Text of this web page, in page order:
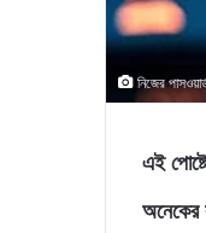
নিজের
এই
অনেকের